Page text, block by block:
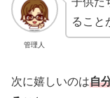
管理人
ること
次に嬉しいのは自